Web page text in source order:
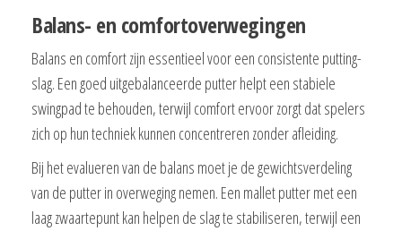
Balans- en comfortoverwegingen
Balans en comfort zijn essentieel voor een consistente putting-
slag. Een goed uitgebalanceerde putter helpt een stabiele
swingpad te behouden, terwijl comfort ervoor zorgt dat spelers
zich op hun techniek kunnen concentreren zonder afleiding.
Bij het evalueren van de balans moet je de gewichtsverdeling
van de putter in overweging nemen. Een mallet putter met een
laag zwaartepunt kan helpen de slag te stabiliseren, terwijl een